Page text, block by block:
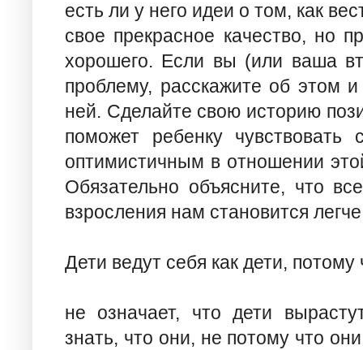
есть ли у него идеи о том, как
свое прекрасное качество, но
хорошего. Если вы (или ваша
проблему, расскажите об этом
ней. Сделайте свою историю
поможет ребенку
оптимистичным в отношении
Обязательно объясните, что
взросления нам становится
Дети ведут себя как дети, потому
не означает, что дети
знать, что они, не потому что